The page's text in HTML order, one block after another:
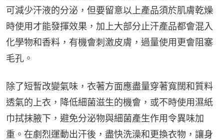
可減少汗液的分泌，但要留意以上產品須於肌膚乾燥
時使用才能發揮效果，加上大部分止汗產品都會混入
化學物和香料，有機會刺激皮膚，過量使用更會阻塞
毛孔。
除了短暫改變氣味，衣著方面應盡量穿著寬闊和質料
透氣的上衣，降低細菌滋生的機會，或不時使用濕紙
巾拭抹腋下，避免分泌物與細菌產生作用令異味加
重。在劇烈運動出汗後，盡快洗澡和更換衣物，讓身